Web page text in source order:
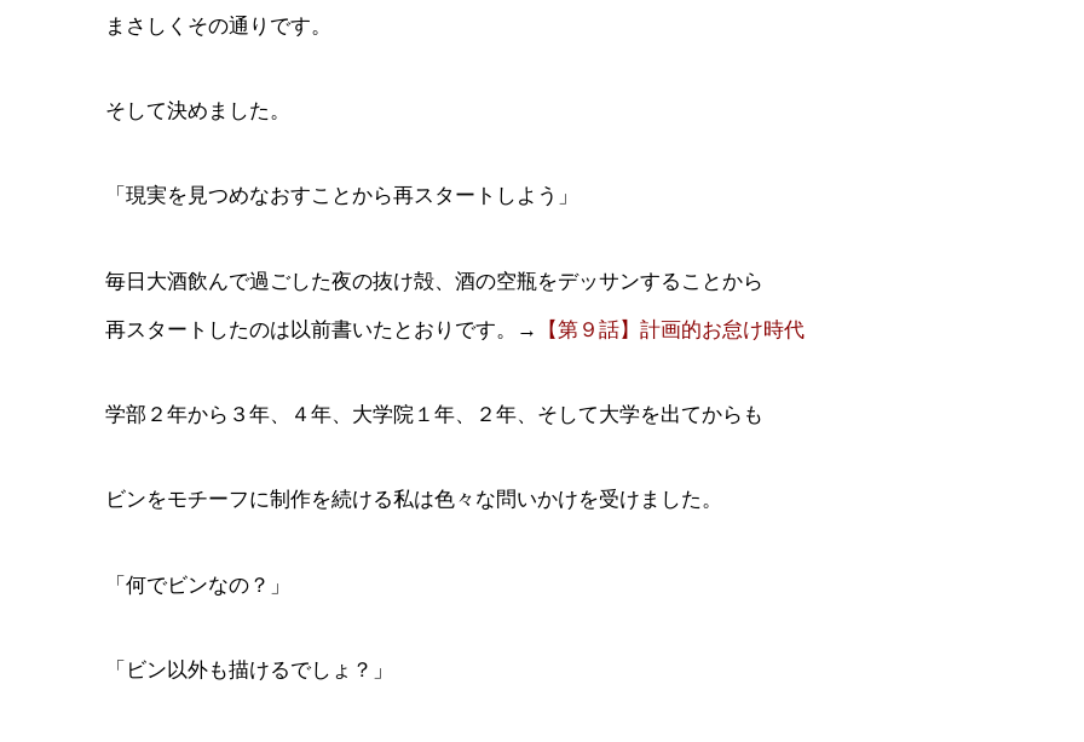
まさしくその通りです。
そして決めました。
「現実を見つめなおすことから再スタートしよう」
毎日大酒飲んで過ごした夜の抜け殻、酒の空瓶をデッサンすることから
再スタートしたのは以前書いたとおりです。→ 【第９話】計画的お怠け時代
学部２年から３年、４年、大学院１年、２年、そして大学を出てからも
ビンをモチーフに制作を続ける私は色々な問いかけを受けました。
「何でビンなの？」
「ビン以外も描けるでしょ？」